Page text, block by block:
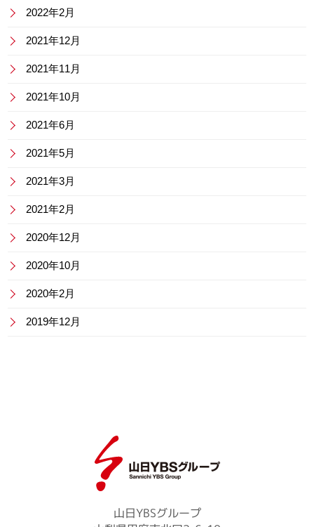
2022年2月
2021年12月
2021年11月
2021年10月
2021年6月
2021年5月
2021年3月
2021年2月
2020年12月
2020年10月
2020年2月
2019年12月
山日YBSグループ